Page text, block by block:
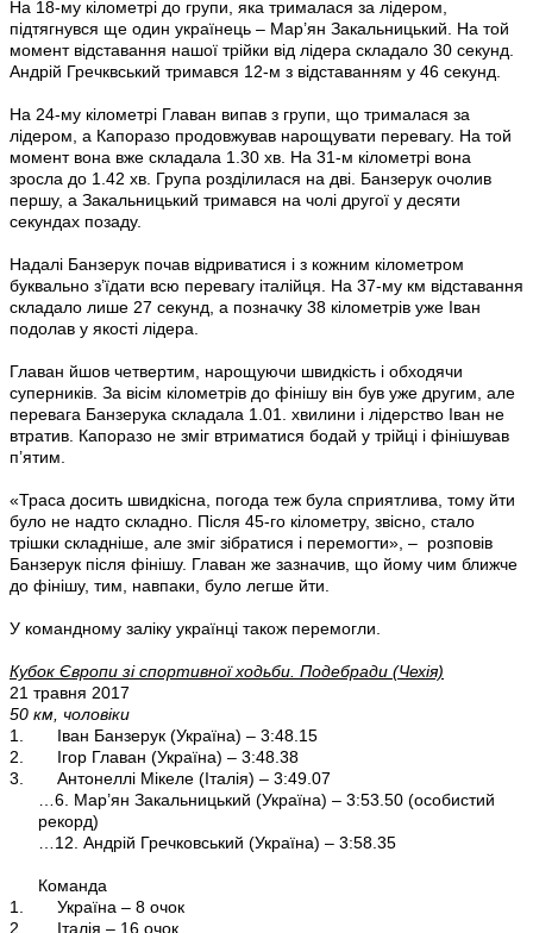
На 18-му кілометрі до групи, яка трималася за лідером,
підтягнувся ще один українець – Мар’ян Закальницький. На той
момент відставання нашої трійки від лідера складало 30 секунд.
Андрій Гречквський тримався 12-м з відставанням у 46 секунд.
На 24-му кілометрі Главан випав з групи, що трималася за
лідером, а Капоразо продовжував нарощувати перевагу. На той
момент вона вже складала 1.30 хв. На 31-м кілометрі вона
зросла до 1.42 хв. Група розділилася на дві. Банзерук очолив
першу, а Закальницький тримався на чолі другої у десяти
секундах позаду.
Надалі Банзерук почав відриватися і з кожним кілометром
буквально з’їдати всю перевагу італійця. На 37-му км відставання
складало лише 27 секунд, а позначку 38 кілометрів уже Іван
подолав у якості лідера.
Главан йшов четвертим, нарощуючи швидкість і обходячи
суперників. За вісім кілометрів до фінішу він був уже другим, але
перевага Банзерука складала 1.01. хвилини і лідерство Іван не
втратив. Капоразо не зміг втриматися бодай у трійці і фінішував
п’ятим.
«Траса досить швидкісна, погода теж була сприятлива, тому йти
було не надто складно. Після 45-го кілометру, звісно, стало
трішки складніше, але зміг зібратися і перемогти», – розповів
Банзерук після фінішу. Главан же зазначив, що йому чим ближче
до фінішу, тим, навпаки, було легше йти.
У командному заліку українці також перемогли.
Кубок Європи зі спортивної ходьби. Подебради (Чехія)
21 травня 2017
50 км, чоловіки
1. Іван Банзерук (Україна) – 3:48.15
2. Ігор Главан (Україна) – 3:48.38
3. Антонеллі Мікеле (Італія) – 3:49.07
…6. Мар’ян Закальницький (Україна) – 3:53.50 (особистий
рекорд)
…12. Андрій Гречковський (Україна) – 3:58.35
Команда
1. Україна – 8 очок
2. Італія – 16 очок